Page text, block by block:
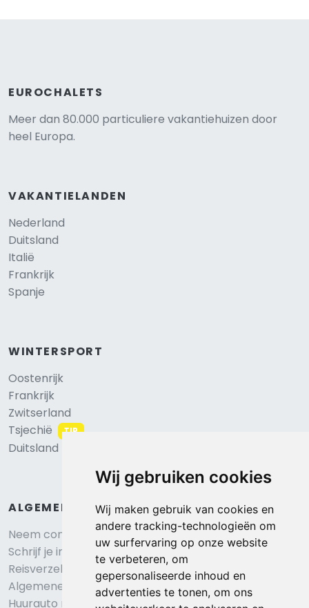
Wij gebruiken cookies
Wij maken gebruik van cookies en
andere tracking-technologieën om
uw surfervaring op onze website
te verbeteren, om
gepersonaliseerde inhoud en
advertenties te tonen, om ons
EUROCHALETS
Meer dan 80.000 particuliere vakantiehuizen door
heel Europa.
VAKANTIELANDEN
Nederland
Duitsland
Italië
Frankrijk
Spanje
WINTERSPORT
Oostenrijk
Frankrijk
Zwitserland
Tsjechië
TIP
Duitsland
ALGEMEEN
Neem contact op
Schrijf je in voor onze nieuwsbrief
Reisverzekering afsluiten
Algemene voorwaarden
Huurauto reserveren